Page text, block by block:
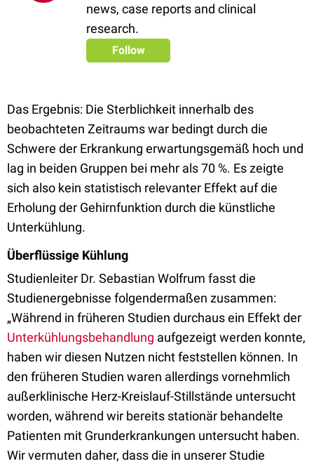
news, case reports and clinical
research.
Follow
Das Ergebnis: Die Sterblichkeit innerhalb des
beobachteten Zeitraums war bedingt durch die
Schwere der Erkrankung erwartungsgemäß hoch und
lag in beiden Gruppen bei mehr als 70 %. Es zeigte
sich also kein statistisch relevanter Effekt auf die
Erholung der Gehirnfunktion durch die künstliche
Unterkühlung.
Überflüssige Kühlung
Studienleiter Dr. Sebastian Wolfrum fasst die
Studienergebnisse folgendermaßen zusammen:
„Während in früheren Studien durchaus ein Effekt der
Unterkühlungsbehandlung aufgezeigt werden konnte,
haben wir diesen Nutzen nicht feststellen können. In
den früheren Studien waren allerdings vornehmlich
außerklinische Herz-Kreislauf-Stillstände untersucht
worden, während wir bereits stationär behandelte
Patienten mit Grunderkrankungen untersucht haben.
Wir vermuten daher, dass die in unserer Studie